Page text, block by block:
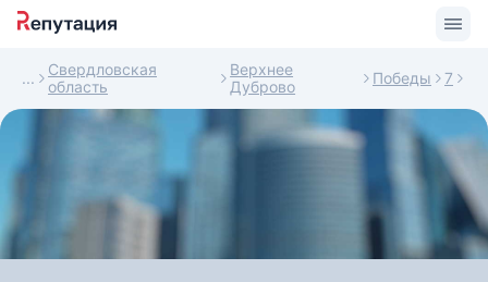
Свердловская
область
Верхнее
Дуброво
Победы 7